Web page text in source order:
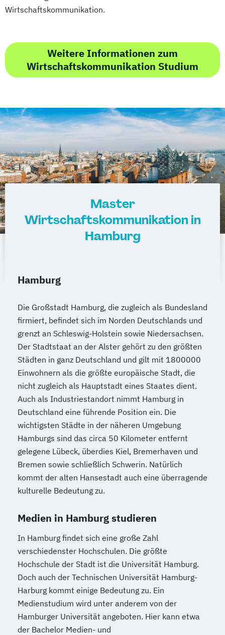
Wirtschaftskommunikation.
Weitere Informationen zum
Wirtschaftskommunikation Studium
Master
Wirtschaftskommunikation in
Hamburg
Hamburg
Die Großstadt Hamburg, die zugleich als Bundesland
firmiert, befindet sich im Norden Deutschlands und
grenzt an Schleswig-Holstein sowie Niedersachsen.
Der Stadtstaat an der Alster gehört zu den größten
Städten in ganz Deutschland und gilt mit 1800000
Einwohnern als die größte europäische Stadt, die
nicht zugleich als Hauptstadt eines Staates dient.
Auch als Industriestandort nimmt Hamburg in
Deutschland eine führende Position ein. Die
wichtigsten Städte in der näheren Umgebung
Hamburgs sind das circa 50 Kilometer entfernt
gelegene Lübeck, überdies Kiel, Bremerhaven und
Bremen sowie schließlich Schwerin. Natürlich
kommt der alten Hansestadt auch eine überragende
kulturelle Bedeutung zu.
Medien in Hamburg studieren
In Hamburg findet sich eine große Zahl
verschiedenster Hochschulen. Die größte
Hochschule der Stadt ist die Universität Hamburg.
Doch auch der Technischen Universität Hamburg-
Harburg kommt einige Bedeutung zu. Ein
Medienstudium wird unter anderem von der
Hamburger Universität angeboten. Hier kann etwa
der Bachelor Medien- und